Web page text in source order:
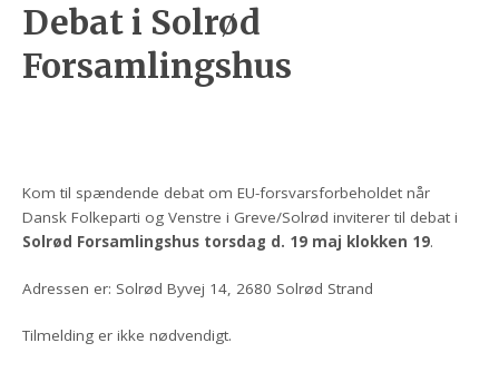
Debat i Solrød
Forsamlingshus
Kom til spændende debat om EU-forsvarsforbeholdet når
Dansk Folkeparti og Venstre i Greve/Solrød inviterer til debat i
Solrød Forsamlingshus torsdag d. 19 maj klokken 19.
Adressen er: Solrød Byvej 14, 2680 Solrød Strand
Tilmelding er ikke nødvendigt.